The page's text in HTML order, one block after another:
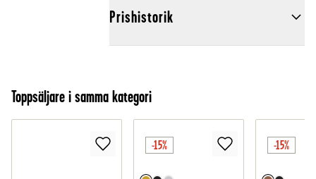
Prishistorik
Toppsäljare i samma kategori
-15% -15%